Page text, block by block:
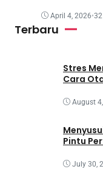
April 4, 2026•
Terbaru
Stres
Cara
August
Pintu
July 30,